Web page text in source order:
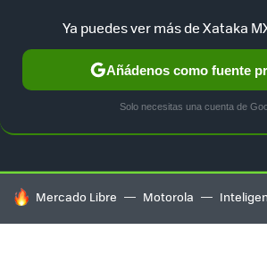
HOY SE HABLA DE
Mercado Libre Motorola
Ya puedes ver más de Xataka
Añádenos como fuente
Solo necesitas una cuenta de